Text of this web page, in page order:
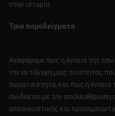
στην ιστορία.
Τρία παραδείγματα
Αναφέραμε πως η έννοια της
την αντίληψη μιας ποιότητας
σωματικότητα, και πως η έννοια
συνδέεται με την απελευθέρωση
απεικονιστικής και